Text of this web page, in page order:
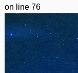
on line 76